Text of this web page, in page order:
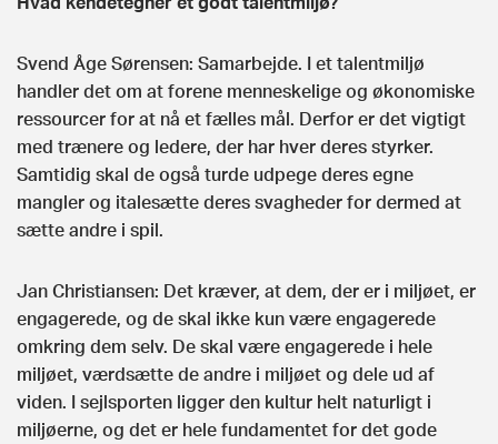
Svend Åge Sørensen: Samarbejde. I et talentmiljø
handler det om at forene menneskelige og økonomiske
ressourcer for at nå et fælles mål. Derfor er det vigtigt
med trænere og ledere, der har hver deres styrker.
Samtidig skal de også turde udpege deres egne
mangler og italesætte deres svagheder for dermed at
sætte andre i spil.
Jan Christiansen: Det kræver, at dem, der er i miljøet, er
engagerede, og de skal ikke kun være engagerede
omkring dem selv. De skal være engagerede i hele
miljøet, værdsætte de andre i miljøet og dele ud af
viden. I sejlsporten ligger den kultur helt naturligt i
miljøerne, og det er hele fundamentet for det gode